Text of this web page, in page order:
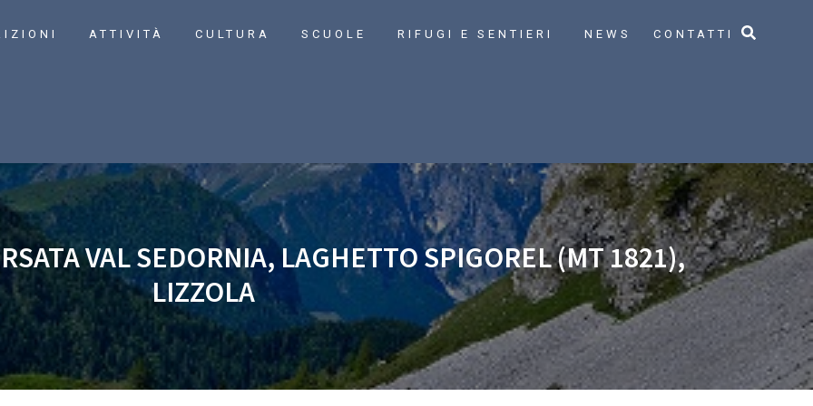
ATTIVITÀ CULTURA SCUOLE RIFUGI E SENTIERI NEWS CONTATTI
VAL SEDORNIA, LAGHETTO SPIGOREL (MT 1821),
LIZZOLA